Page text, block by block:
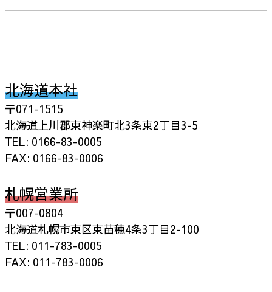
北海道本社
〒071-1515
北海道上川郡東神楽町北3条東2丁目3-5
TEL: 0166-83-0005
FAX: 0166-83-0006
札幌営業所
〒007-0804
北海道札幌市東区東苗穂4条3丁目2-100
TEL: 011-783-0005
FAX: 011-783-0006